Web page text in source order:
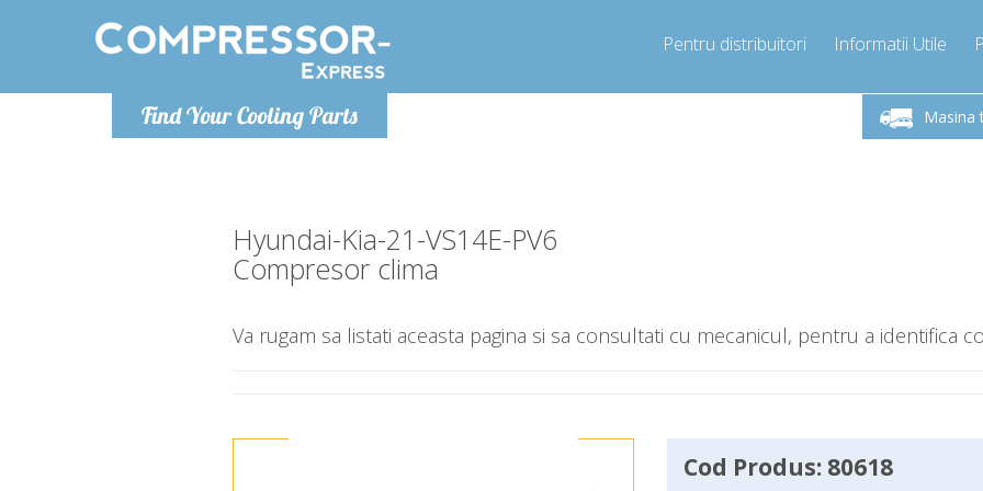
Find Your Cooling Parts
Pentru distribuitori Informatii Utile
Masina
Luni-Vineri 9.00 -17.00
Sunati Acum!
Luni-
Hyundai-Kia-21-VS14E-PV6
Compresor clima
Va rugam sa listati aceasta pagina si sa consultati cu mecanicul, pentru a identifica
Cod Produs: 80618